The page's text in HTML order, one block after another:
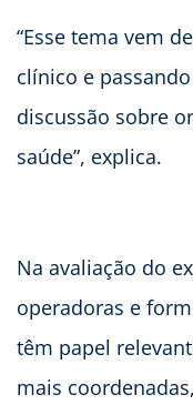
“Esse tema vem
clínico e
discussão sobre
saúde”, explica.
Na avaliação do
operadoras e
têm papel
mais